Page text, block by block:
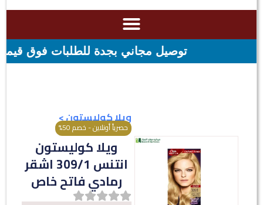
توصيل مجاني بجدة للطلبات فوق قيمه ال ١٠٠ ريال - شحن مجاني لقيمه اكثر من ٢٩٩ ريال
ويلا كوليستون>
حصرياً أونلاين - خصم 50%
ويلا كوليستون
انتنس 309/1 اشقر
رمادي فاتح خاص